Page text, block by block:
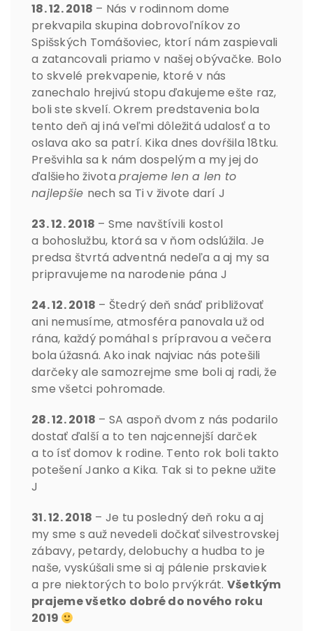
18. 12. 2018 – Nás v rodinnom dome
prekvapila skupina dobrovoľníkov zo
Spišských Tomášoviec, ktorí nám zaspievali
a zatancovali priamo v našej obývačke. Bolo
to skvelé prekvapenie, ktoré v nás
zanechalo hrejivú stopu ďakujeme ešte raz,
boli ste skvelí. Okrem predstavenia bola
tento deň aj iná veľmi dôležitá udalosť a to
oslava ako sa patrí. Kika dnes dovŕšila 18tku.
Prešvihla sa k nám dospelým a my jej do
ďalšieho života prajeme len a len to
najlepšie nech sa Ti v živote darí J
23. 12. 2018 – Sme navštívili kostol
a bohoslužbu, ktorá sa v ňom odslúžila. Je
predsa štvrtá adventná nedeľa a aj my sa
pripravujeme na narodenie pána J
24. 12. 2018 – Štedrý deň snáď približovať
ani nemusíme, atmosféra panovala už od
rána, každý pomáhal s prípravou a večera
bola úžasná. Ako inak najviac nás potešili
darčeky ale samozrejme sme boli aj radi, že
sme všetci pohromade.
28. 12. 2018 – SA aspoň dvom z nás podarilo
dostať ďalší a to ten najcennejší darček
a to ísť domov k rodine. Tento rok boli takto
potešení Janko a Kika. Tak si to pekne užite
J
31. 12. 2018 – Je tu posledný deň roku a aj
my sme s auž nevedeli dočkať silvestrovskej
zábavy, petardy, delobuchy a hudba to je
naše, vyskúšali sme si aj pálenie prskaviek
a pre niektorých to bolo prvýkrát. Všetkým
prajeme všetko dobré do nového roku
2019